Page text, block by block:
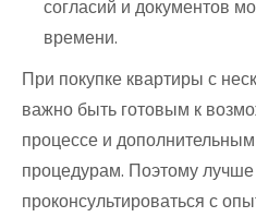
согласий и документов
времени.
При покупке квартиры с
важно быть готовым к
процессе и
процедурам. Поэтому
проконсультироваться с